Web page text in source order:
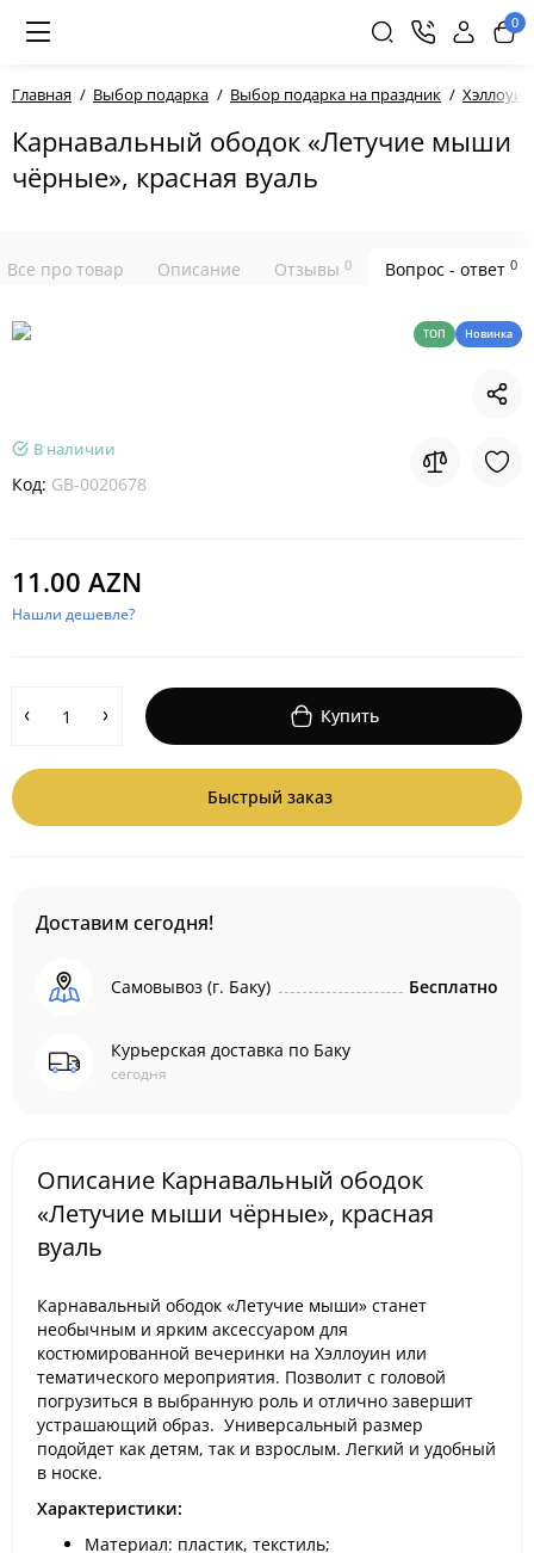
0
Главная Выбор подарка Выбор подарка на праздник Хэллоуин
Карнавальный ободок «Летучие мыши
чёрные», красная вуаль
Все про товар Описание Отзывы 0 Вопрос - ответ 0
ТОП Новинка
В наличии
Код: GB-0020678
11.00 AZN
Нашли дешевле?
Купить
Быстрый заказ
Доставим сегодня!
Самовывоз (г. Баку) Бесплатно
Курьерская доставка по Баку
сегодня
Описание Карнавальный ободок
«Летучие мыши чёрные», красная
вуаль
Карнавальный ободок «Летучие мыши» станет
необычным и ярким аксессуаром для
костюмированной вечеринки на Хэллоуин или
тематического мероприятия. Позволит с головой
погрузиться в выбранную роль и отлично завершит
устрашающий образ. Универсальный размер
подойдет как детям, так и взрослым. Легкий и удобный
в носке.
Характеристики:
Материал: пластик, текстиль;